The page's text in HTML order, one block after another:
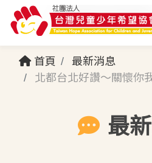
首頁
最新消息
北都台北好讚～關懷你
最